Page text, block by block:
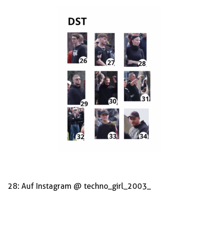
28: Auf Instagram @ techno_girl_2003_